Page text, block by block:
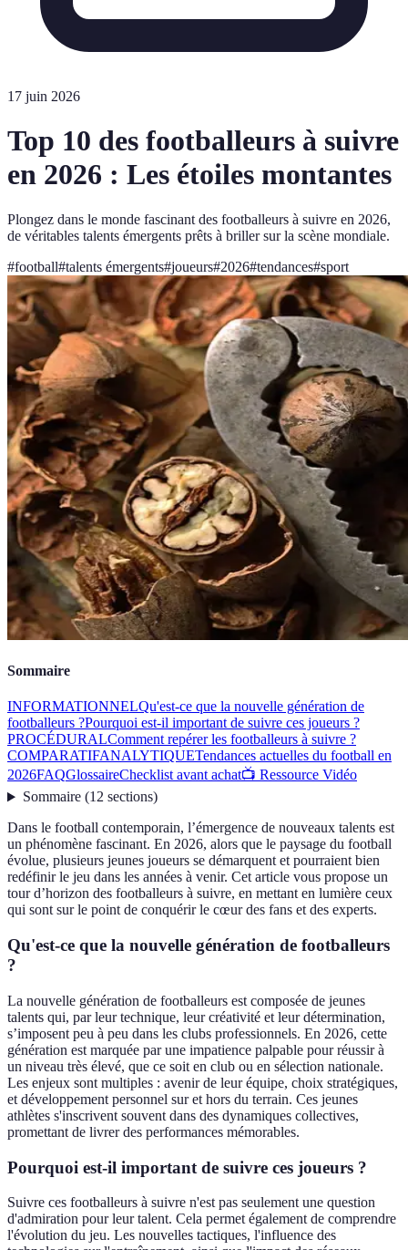
17 juin 2026
Top 10 des footballeurs à suivre
en 2026 : Les étoiles montantes
Plongez dans le monde fascinant des footballeurs à suivre en 2026,
de véritables talents émergents prêts à briller sur la scène mondiale.
#football#talents émergents#joueurs#2026#tendances#sport
Sommaire
INFORMATIONNELQu'est-ce que la nouvelle génération de
footballeurs ?Pourquoi est-il important de suivre ces joueurs ?
PROCÉDURALComment repérer les footballeurs à suivre ?
COMPARATIFANALYTIQUETendances actuelles du football en
2026FAQGlossaireChecklist avant achat📺 Ressource Vidéo
Sommaire(12 sections)
Dans le football contemporain, l’émergence de nouveaux talents est
un phénomène fascinant. En 2026, alors que le paysage du football
évolue, plusieurs jeunes joueurs se démarquent et pourraient bien
redéfinir le jeu dans les années à venir. Cet article vous propose un
tour d’horizon des footballeurs à suivre, en mettant en lumière ceux
qui sont sur le point de conquérir le cœur des fans et des experts.
Qu'est-ce que la nouvelle génération de footballeurs
?
La nouvelle génération de footballeurs est composée de jeunes
talents qui, par leur technique, leur créativité et leur détermination,
s’imposent peu à peu dans les clubs professionnels. En 2026, cette
génération est marquée par une impatience palpable pour réussir à
un niveau très élevé, que ce soit en club ou en sélection nationale.
Les enjeux sont multiples : avenir de leur équipe, choix stratégiques,
et développement personnel sur et hors du terrain. Ces jeunes
athlètes s'inscrivent souvent dans des dynamiques collectives,
promettant de livrer des performances mémorables.
Pourquoi est-il important de suivre ces joueurs ?
Suivre ces footballeurs à suivre n'est pas seulement une question
d'admiration pour leur talent. Cela permet également de comprendre
l'évolution du jeu. Les nouvelles tactiques, l'influence des